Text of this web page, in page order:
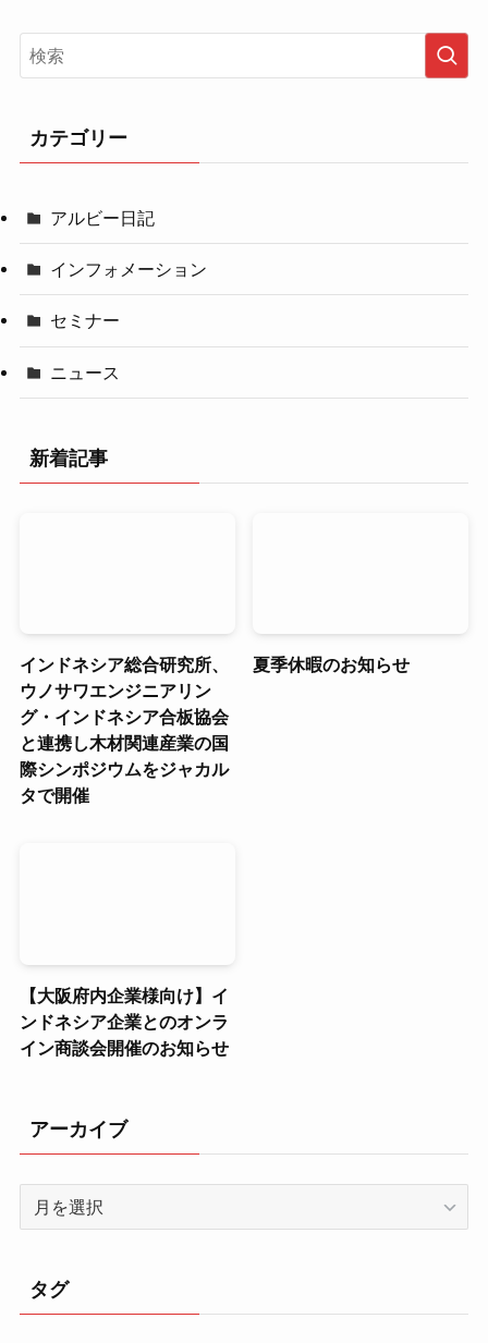
カテゴリー
アルビー日記
インフォメーション
セミナー
ニュース
新着記事
インドネシア総合研究所、
ウノサワエンジニアリン
グ・インドネシア合板協会
と連携し木材関連産業の国
際シンポジウムをジャカル
タで開催
夏季休暇のお知らせ
【大阪府内企業様向け】イ
ンドネシア企業とのオンラ
イン商談会開催のお知らせ
アーカイブ
ブ
タグ